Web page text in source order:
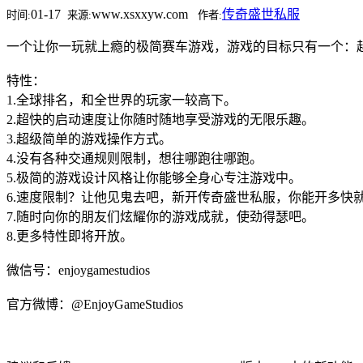
时间:01-17 来源:www.xsxxyw.com 作者:传奇盛世私服
一个让你一玩就上瘾的极简赛车游戏，游戏的目标只有一个：
特性：
1.全球排名，和全世界的玩家一较高下。
2.超快的启动速度让你随时随地享受游戏的无限乐趣。
3.超级简单的游戏操作方式。
4.没有各种交通规则限制，想往哪跑往哪跑。
5.极简的游戏设计风格让你能够全身心专注游戏中。
6.速度限制？让他见鬼去吧，新开传奇盛世私服，你能开多快
7.随时向你的朋友们炫耀你的游戏成就，使劲得瑟吧。
8.更多特性即将开放。
微信号：enjoygamestudios
官方微博：@EnjoyGameStudios